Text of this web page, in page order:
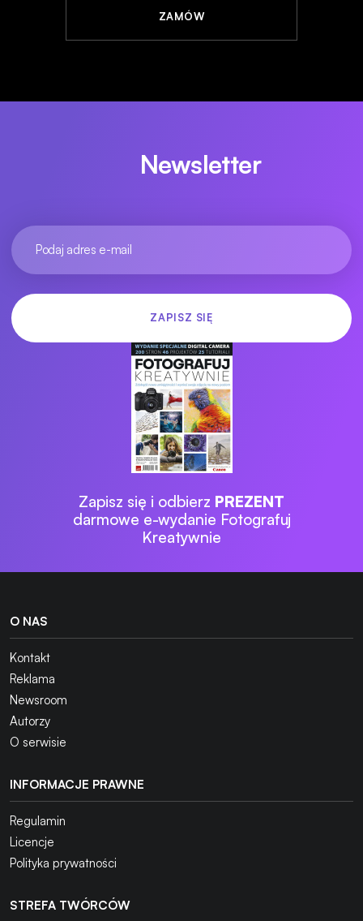
ZAMÓW
Newsletter
Zapisz się i odbierz PREZENT
darmowe e-wydanie Fotografuj
Kreatywnie
O NAS
Kontakt
Reklama
Newsroom
Autorzy
O serwisie
INFORMACJE PRAWNE
Regulamin
Licencje
Polityka prywatności
STREFA TWÓRCÓW